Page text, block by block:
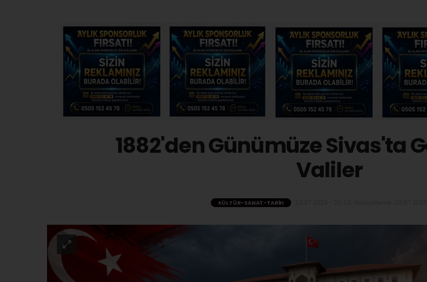
1882'den Günümüze Sivas'ta
Valiler
KÜLTÜR-SANAT-TARIH